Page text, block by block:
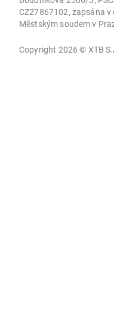
CZ27867102, zapsána
Městským soudem v
Copyright 2026 © XTB